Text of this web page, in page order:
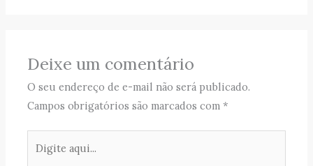
Deixe um comentário
O seu endereço de e-mail não será publicado.
Campos obrigatórios são marcados com*
aqui...